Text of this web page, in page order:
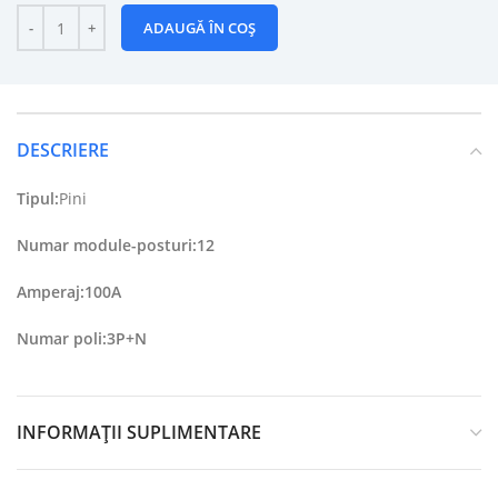
ADAUGĂ ÎN COȘ
DESCRIERE
Tipul:Pini
Numar module-posturi:12
Amperaj:100A
Numar poli:3P+N
INFORMAȚII SUPLIMENTARE